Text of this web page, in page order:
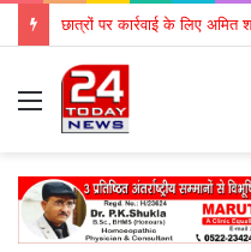
छात्रों पर कार्रवाई के लिए अमित
Menu